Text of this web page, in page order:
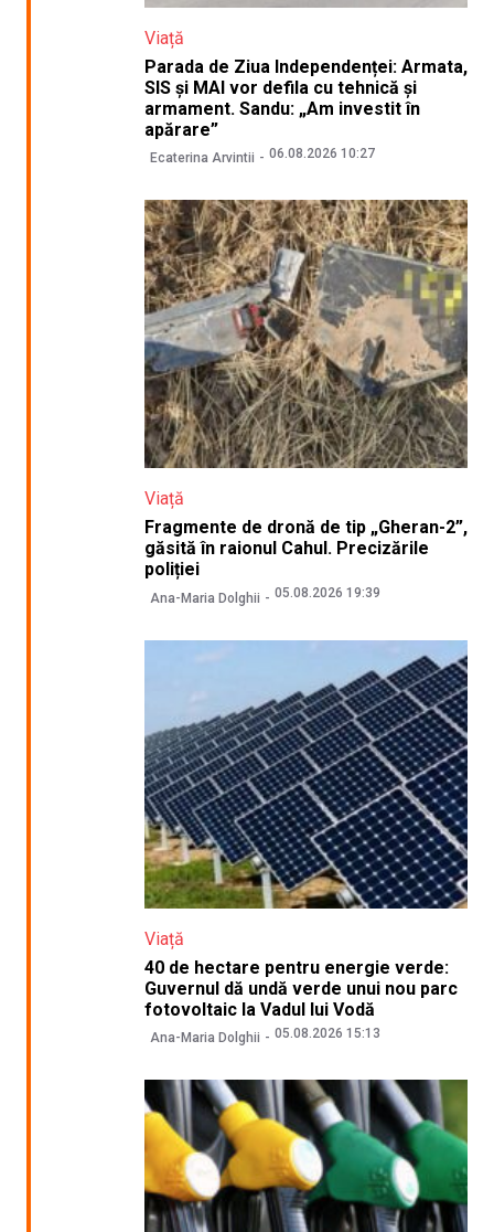
Viață
Parada de Ziua Independenței: Armata,
SIS și MAI vor defila cu tehnică și
armament. Sandu: „Am investit în
apărare”
Ecaterina Arvintii 06.08.2026 10:27
Viață
Fragmente de dronă de tip „Gheran-2”,
găsită în raionul Cahul. Precizările
poliției
Ana-Maria Dolghii 05.08.2026 19:39
Viață
40 de hectare pentru energie verde:
Guvernul dă undă verde unui nou parc
fotovoltaic la Vadul lui Vodă
Ana-Maria Dolghii 05.08.2026 15:13